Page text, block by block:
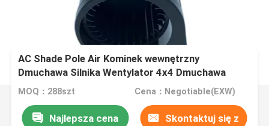
AC Shade Pole Air Kominek wewnętrzny
Dmuchawa Silnika Wentylator 4x4 Dmuchawa
Klatkowa Wiewiórki
MOQ：288szt Cena：Negotiable(EXW)
Najlepsza cena Skontaktuj się z